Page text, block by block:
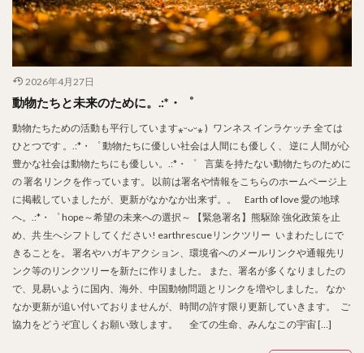
2026年4月27日
動物たちと未来のために。.:*・゜
動物たちための活動も平行しています⁎ᵕᴗᵕ⁎ ) ワンネス インラケッチ 全ては
ひとつです 。.:*・゜ 動物たちに優しい社会は人間にも優しく、 逆に 人間が心
豊かな社会は動物たちにも優しい。.:*・゜ 言葉を持たない動物たちのために
の 署名リンクを作っています。 以前は署名や情報をこちらのホームページ上
に掲載していましたが、更新がなかなか出来ず。。 Earth of love 愛の地球
へ。.:*・゜ hope～希望の未来への選択～ 【緊急署名】熊駆除 強化政策を止
め、共 生へシフトしてくだ さい! earthrescueリンクツリー いまわたしにで
きることを。 署名やハガキアクション、環境省へのメールリンクや通報先リ
ンク等のリンクツリーを新たに作りました。 また、署名が多くなりましたの
で、見易いように国内、海外、中国動物問題とリンクを増やしました。 なか
なか更新が追い付いておりませんが、 時間の許す限り更新していきます。 ご
協力をどうぞ宜しくお願い致します。 全ての生命、みんなこの宇宙 […]